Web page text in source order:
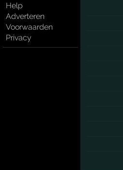
Help
Adverteren
Voorwaarden
Privacy